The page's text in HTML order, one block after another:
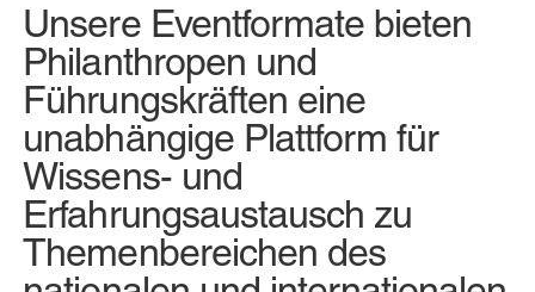
Unsere Eventformate bieten
Philanthropen und
Führungskräften eine
unabhängige Plattform für
Wissens- und
Erfahrungsaustausch zu
Themenbereichen des